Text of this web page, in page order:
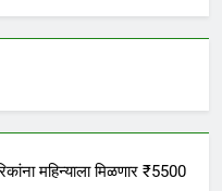
महिन्याला मिळणार ₹5500